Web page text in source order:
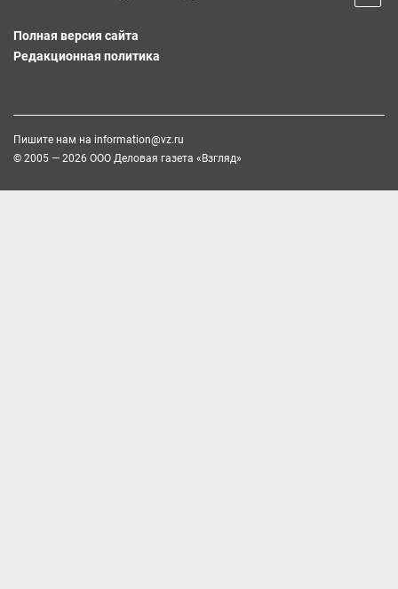
Полная версия сайта
Редакционная политика
Пишите нам на information@vz.ru
© 2005 — 2026 ООО Деловая газета «Взгляд»